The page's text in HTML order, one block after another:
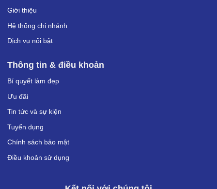
Giới thiệu
Hệ thống chi nhánh
Dịch vụ nổi bật
Thông tin & điều khoản
Bí quyết làm đẹp
Ưu đãi
Tin tức và sự kiện
Tuyển dụng
Chính sách bảo mật
Điều khoản sử dụng